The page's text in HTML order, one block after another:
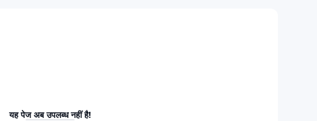
यह पेज अब उपलब्ध नहीं है!